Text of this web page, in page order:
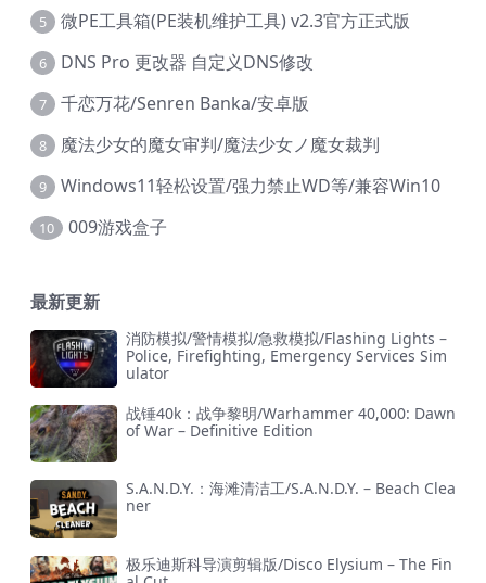
5 微PE工具箱(PE装机维护工具) v2.3官方正式版
6 DNS Pro 更改器 自定义DNS修改
7 千恋万花/Senren Banka/安卓版
8 魔法少女的魔女审判/魔法少女ノ魔女裁判
9 Windows11轻松设置/强力禁止WD等/兼容Win10
10 009游戏盒子
最新更新
消防模拟/警情模拟/急救模拟/Flashing Lights –
Police, Firefighting, Emergency Services Sim
ulator
战锤40k：战争黎明/Warhammer 40,000: Dawn
of War – Definitive Edition
S.A.N.D.Y.：海滩清洁工/S.A.N.D.Y. – Beach Clea
ner
极乐迪斯科导演剪辑版/Disco Elysium – The Fin